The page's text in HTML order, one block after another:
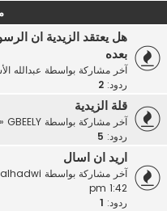
هل يعتقد الزيدية ان
بعده
آخر مشاركة بواسطة عبدالله
ردود: 2
قلة الزيدية
آخر مشاركة بواسطة GBEELY
«
ردود: 5
اريد ان اسال
آخر مشاركة بواسطة
1:42 pm
ردود: